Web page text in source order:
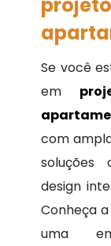
Se você
em
com
soluções
design
Conheça
uma